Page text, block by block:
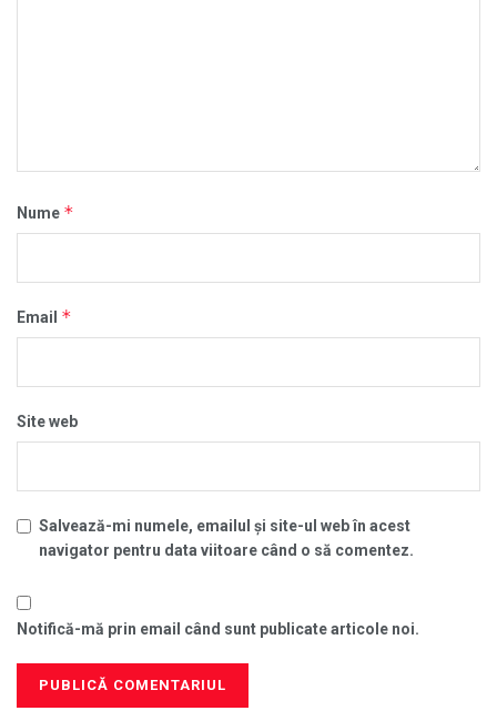
Nume *
Email *
Site web
Salvează-mi numele, emailul și site-ul web în acest
navigator pentru data viitoare când o să comentez.
Notifică-mă prin email când sunt publicate articole noi.